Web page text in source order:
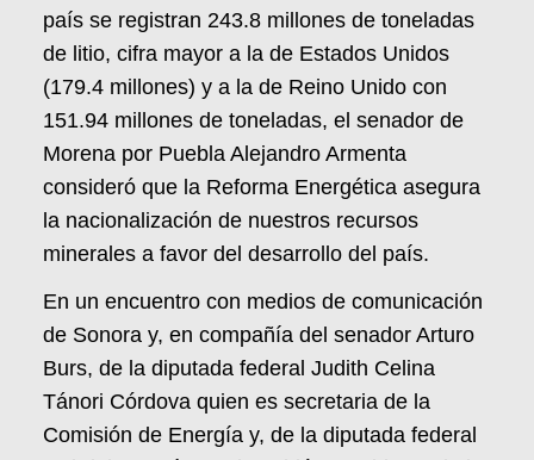
país se registran 243.8 millones de toneladas
de litio, cifra mayor a la de Estados Unidos
(179.4 millones) y a la de Reino Unido con
151.94 millones de toneladas, el senador de
Morena por Puebla Alejandro Armenta
consideró que la Reforma Energética asegura
la nacionalización de nuestros recursos
minerales a favor del desarrollo del país.
En un encuentro con medios de comunicación
de Sonora y, en compañía del senador Arturo
Burs, de la diputada federal Judith Celina
Tánori Córdova quien es secretaria de la
Comisión de Energía y, de la diputada federal